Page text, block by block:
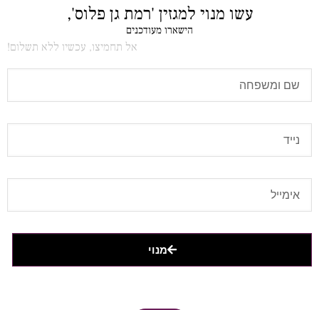
עשו מנוי למגזין 'רמת גן פלוס',
הישארו מעודכנים
אל תחמיצו, עכשיו ללא תשלום!
מנוי